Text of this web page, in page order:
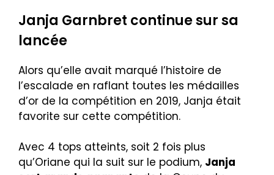
Janja Garnbret continue sur sa
lancée
Alors qu’elle avait marqué l’histoire de
l’escalade en raflant toutes les médailles
d’or de la compétition en 2019, Janja était
favorite sur cette compétition.
Avec 4 tops atteints, soit 2 fois plus
qu’Oriane qui la suit sur le podium, Janja